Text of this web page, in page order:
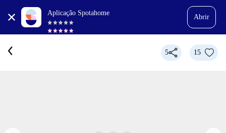
Aplicação Spotahome
Abrir
5 15